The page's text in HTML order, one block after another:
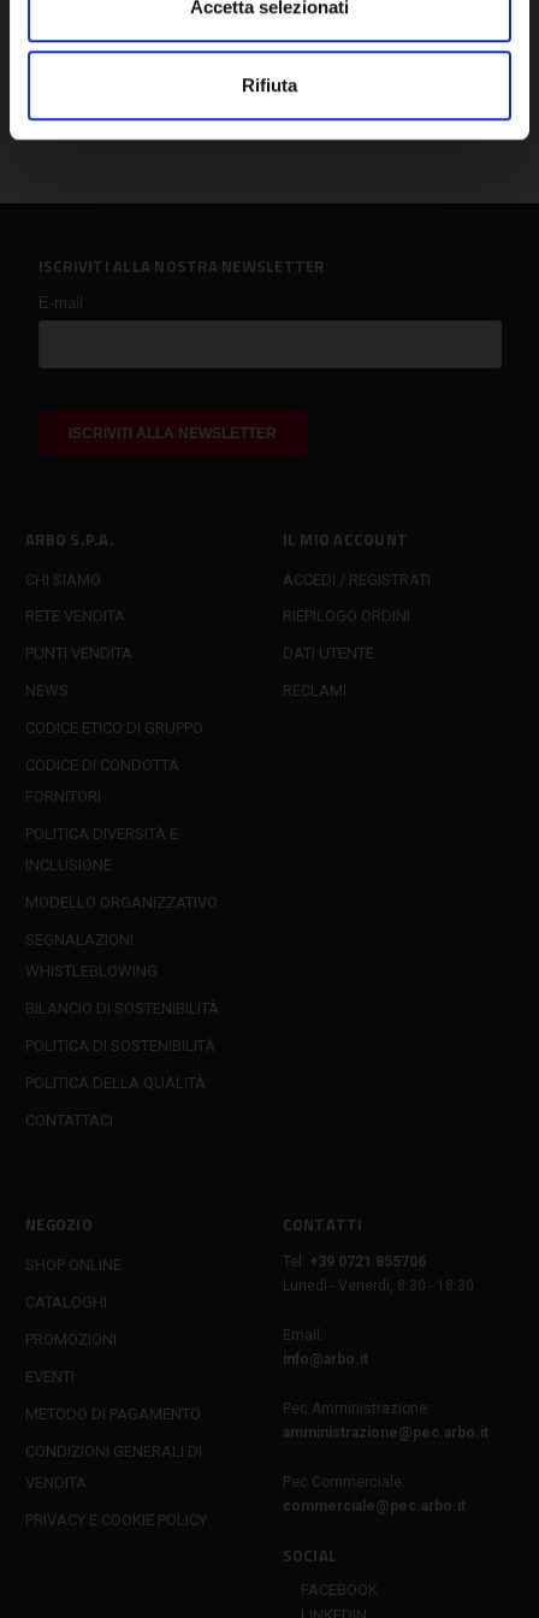
Accetta selezionati
Rifiuta
ARBO S.P.A.
CHI SIAMO
RETE VENDITA
PUNTI VENDITA
NEWS
CODICE ETICO DI GRUPPO
CODICE DI CONDOTTA
FORNITORI
POLITICA DIVERSITÀ E
INCLUSIONE
MODELLO ORGANIZZATIVO
SEGNALAZIONI
WHISTLEBLOWING
BILANCIO DI SOSTENIBILITÀ
POLITICA DI SOSTENIBILITÀ
POLITICA DELLA QUALITÀ
CONTATTACI
IL MIO ACCOUNT
ACCEDI / REGISTRATI
RIEPILOGO ORDINI
DATI UTENTE
RECLAMI
NEGOZIO
SHOP ONLINE
CATALOGHI
PROMOZIONI
EVENTI
METODO DI PAGAMENTO
CONDIZIONI GENERALI DI
VENDITA
PRIVACY E COOKIE POLICY
CONTATTI
Tel:
+39 0721 855706
Lunedì - Venerdì, 8:30 - 18:30
Email:
info@arbo.it
Pec Amministrazione:
amministrazione@pec.arbo.it
Pec Commerciale:
commerciale@pec.arbo.it
SOCIAL
FACEBOOK
ISCRIVITI ALLA NOSTRA NEWSLETTER